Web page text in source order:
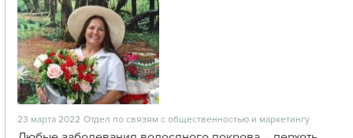
23 марта 2022 Отдел по связям с общественностью и маркетингу